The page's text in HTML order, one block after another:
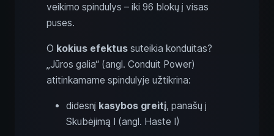
veikimo spindulys – iki 96 blokų į visas
puses.
O kokius efektus suteikia konduitas?
„Jūros galia“ (angl. Conduit Power)
atitinkamame spindulyje užtikrina:
didesnį kasybos greitį, panašų į
Skubėjimą I (angl. Haste I)